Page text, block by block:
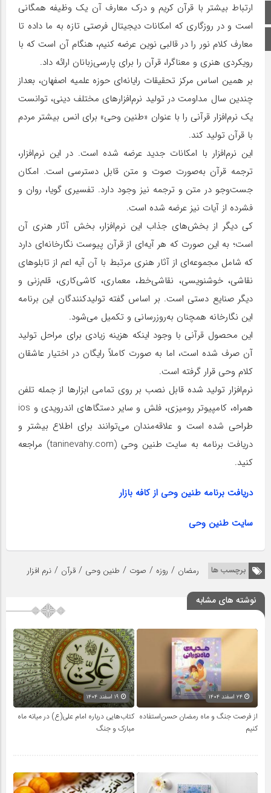
صفحه اصلی
اینستاگرام
ارتباط بیشتر با قرآن کریم و درک معارف آن یک وظیفه همگانی
است و در روزگاری که امکانات دیجیتال فرصتی تازه به ما داده تا
معارف کلام نور را در قالبی نوین عرضه کنیم، هنگام آن است که با
رویکردی هنری و معناگرا، قرآن را برای پارسی‌زبانان ارائه داد.
بر همین اساس مرکز تحقیقات رایانه‌ای حوزه علمیه اصفهان، بعداز
چندین سال مداومت در تولید نرم‌افزار‌های مختلف دینی، توانست
یک نرم‌افزار قرآنی را با عنوان «طنین وحی» برای انس بیشتر مردم
با قرآن تولید کند.
این نرم‌افزار با امکانات جدید عرضه شده است. در این نرم‌افزار،
ترجمه قرآن به‌صورت صوت و متن قابل دسترسی است. امکان
جست‌وجو در متن و ترجمه نیز وجود دارد. تفسیری گویا، روان و
فشرده از آیات نیز عرضه شده است.
کی دیگر از بخش‌های جذاب این نرم‌افزار، بخش آثار هنری آن
است؛ به این صورت که هر آیه‌ای از قرآن پیوست نگارخانه‌ای دارد
که شامل مجموعه‌ای از آثار هنری مرتبط با آن آیه اعم از تابلوهای
نقاشی، خوشنویسی، نقاشی‌خط، معماری، کاشی‌کاری، قلم‌زنی و
دیگر صنایع دستی است. بر اساس گفته تولیدکنندگان این برنامه
این نگارخانه همچنان به‌روزرسانی و تکمیل می‌شود.
این محصول قرآنی با وجود اینکه هزینه زیادی برای مراحل تولید
آن صرف شده است، اما به صورت کاملاً رایگان در اختیار عاشقان
کلام وحی قرار گرفته است.
نرم‌افزار تولید شده قابل نصب بر روی تمامی ابزار‌ها از جمله تلفن
همراه، کامپیوتر رومیزی، فلش و سایر دستگا‌های اندرویدی و ios
طراحی شده است و علاقه‌مندان می‌توانند برای اطلاع بیشتر و
دریافت برنامه به سایت طنین وحی (taninevahy.com) مراجعه
کنید.
دریافت برنامه طنین وحی از کافه بازار
سایت طنین وحی
برچسب ها رمضان / روزه / صوت / طنین وحی / قرآن / نرم افزار
نوشته های مشابه
۲۴ اسفند ۱۴۰۴
از فرصت جنگ و ماه رمضان حسن‌استفاده
کنیم
کتاب‌هایی درباره امام علی(ع) در میانه ماه
مبارک و جنگ